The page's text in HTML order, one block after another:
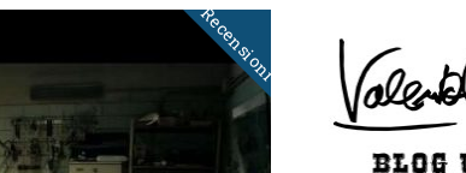
Recensioni